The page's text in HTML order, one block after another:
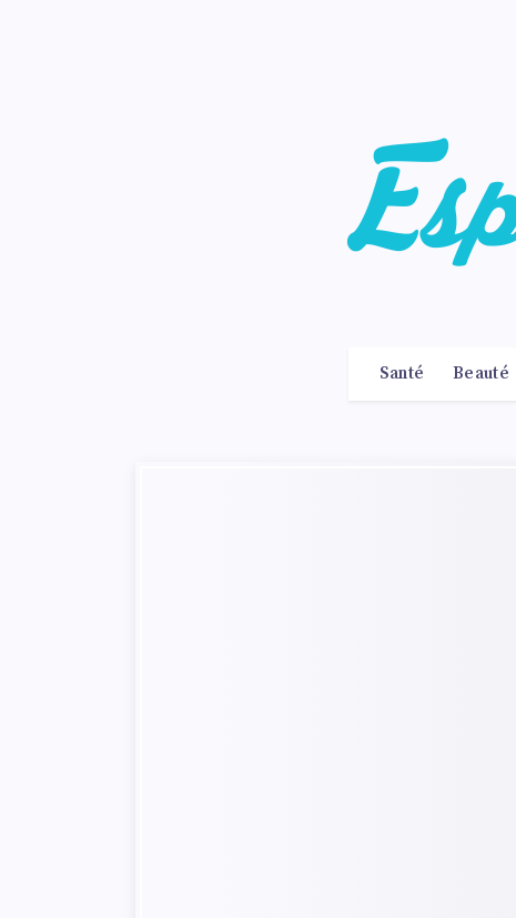
Santé Beauté